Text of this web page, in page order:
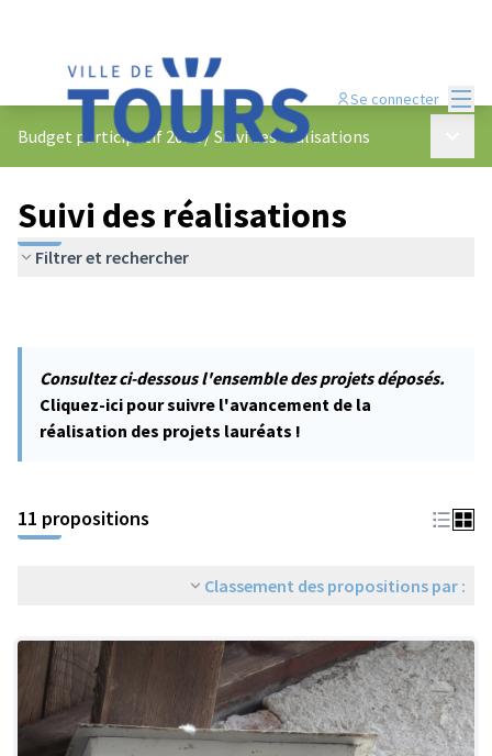
Se connecter
Budget participatif 2022/Suivi des réalisations
Suivi des réalisations
Filtrer et rechercher
Consultez ci-dessous l'ensemble des projets déposés.
Cliquez-ici pour suivre l'avancement de la
réalisation des projets lauréats !
11 propositions
Classement des propositions par :